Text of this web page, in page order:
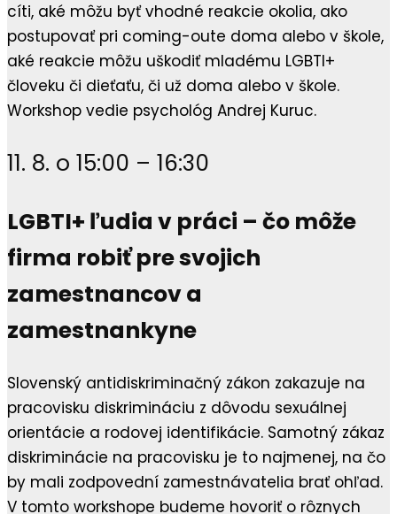
cíti, aké môžu byť vhodné reakcie okolia, ako
postupovať pri coming-oute doma alebo v škole,
aké reakcie môžu uškodiť mladému LGBTI+
človeku či dieťaťu, či už doma alebo v škole.
Workshop vedie psychológ Andrej Kuruc.
11. 8. o 15:00 – 16:30
LGBTI+ ľudia v práci – čo môže
firma robiť pre svojich
zamestnancov a
zamestnankyne
Slovenský antidiskriminačný zákon zakazuje na
pracovisku diskrimináciu z dôvodu sexuálnej
orientácie a rodovej identifikácie. Samotný zákaz
diskriminácie na pracovisku je to najmenej, na čo
by mali zodpovední zamestnávatelia brať ohľad.
V tomto workshope budeme hovoriť o rôznych